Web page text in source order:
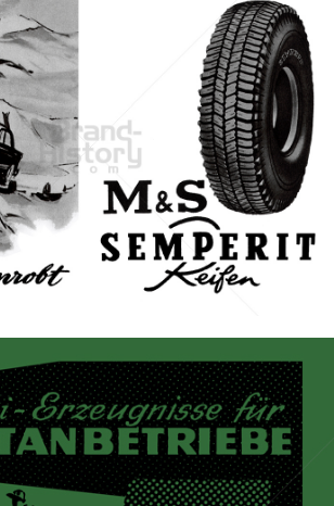
Semperit Aktiengesellschaft Holding 1959